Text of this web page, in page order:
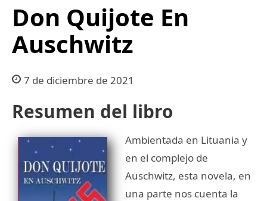
Don Quijote En
Auschwitz
7 de diciembre de 2021
Resumen del libro
Ambientada en Lituania y
en el complejo de
Auschwitz, esta novela, en
una parte nos cuenta la